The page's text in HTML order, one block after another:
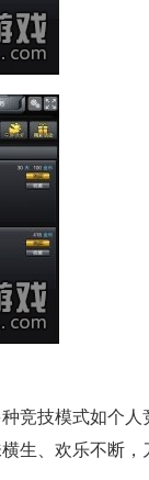
竞技模式如个
生、欢乐不断